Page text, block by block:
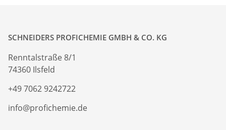
SCHNEIDERS PROFICHEMIE GMBH & CO. KG
Renntalstraße 8/1
74360 Ilsfeld
+49 7062 9242722
info@profichemie.de